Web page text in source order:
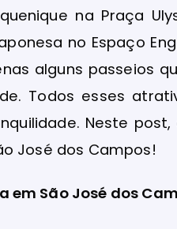
na Praça
no Espaço
alguns passeios
Todos esses
Neste
José dos Campos!
em São José dos